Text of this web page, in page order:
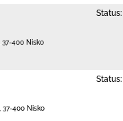
Status:
37-400 Nisko
Status:
37-400 Nisko